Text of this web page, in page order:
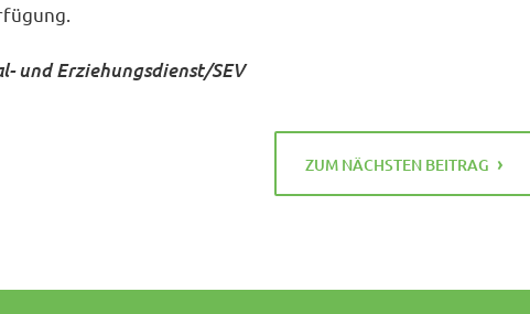
und Erziehungsdienst/SEV
ZUM NÄCHSTEN BEITRAG